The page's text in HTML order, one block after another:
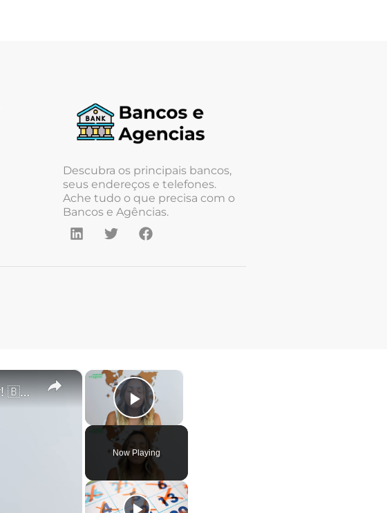
Descubra os principais bancos,
seus endereços e telefones.
Ache tudo o que precisa com o
Bancos e Agências.
×
Play Video
Now Playing
×
5 Destinos Baratos no Brasil Para Conhecer e Amar! 🇧🇷✨